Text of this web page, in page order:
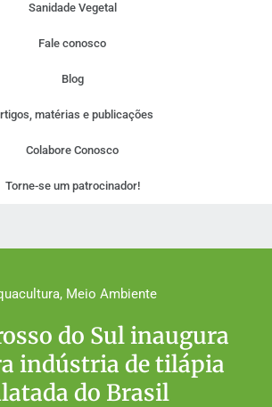
Sanidade Vegetal
Fale conosco
Blog
matérias e publicações
Colabore Conosco
Torne-se um patrocinador!
, Meio Ambiente
do Sul inaugura
indústria de tilápia
do Brasil